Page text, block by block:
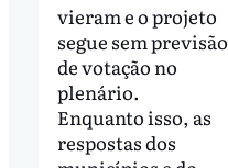
vieram e o projeto
segue sem previsão
de votação no
plenário.
Enquanto isso, as
respostas dos